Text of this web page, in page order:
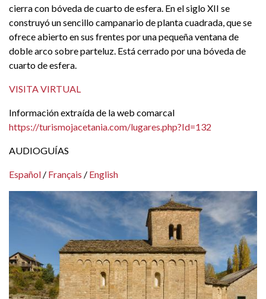
cierra con bóveda de cuarto de esfera. En el siglo XII se
construyó un sencillo campanario de planta cuadrada, que se
ofrece abierto en sus frentes por una pequeña ventana de
doble arco sobre parteluz. Está cerrado por una bóveda de
cuarto de esfera.
VISITA VIRTUAL
Información extraída de la web comarcal
https://turismojacetania.com/lugares.php?Id=132
AUDIOGUÍAS
Español / Français / English